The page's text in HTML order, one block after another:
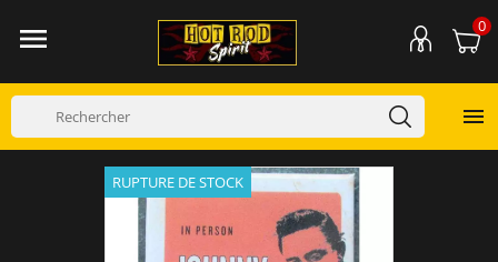
 0

RUPTURE DE STOCK